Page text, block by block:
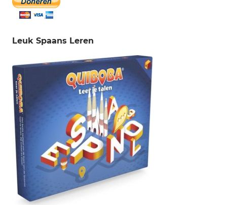
Leuk Spaans Leren